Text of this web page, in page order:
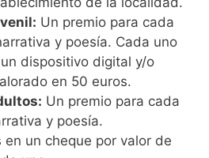
Un premio para cada
y poesía. Cada uno
dispositivo digital y/o
en 50 euros.
Un premio para cada
y poesía.
en un cheque por valor de